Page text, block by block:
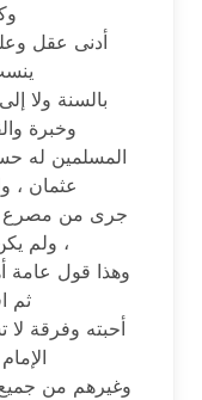
ﺃﺩﻧﻰ ﻋﻘﻞ
ﺑﺎﻟﺴﻨﺔ ﻭﻻ
ﻭﺧﺒﺮﺓ
ﺍﻟﻤﺴﻠﻤﻴﻦ ﻟﻪ
ﻋﺜﻤﺎﻥ ،
ﺟﺮﻯ ﻣﻦ ﻣﺼﺮﻉ
ﻭﻟﻢ ﻳﻜﻦ ﺻﺎﺣﺒﺎ ﻭﻻ ﻣﻦ ﺃﻭﻟﻴﺎﺀ ﺍﻟﻠﻪ ﺍﻟﺼﺎﻟﺤﻴﻦ ،
ﻭﻫﺬﺍ ﻗﻮﻝ ﻋﺎﻣﺔ
ﺛﻢ
ﺃﺣﺒﺘﻪ ﻭﻓﺮﻗﺔ
ﻭﻏﻴﺮﻫﻢ ﻣﻦ